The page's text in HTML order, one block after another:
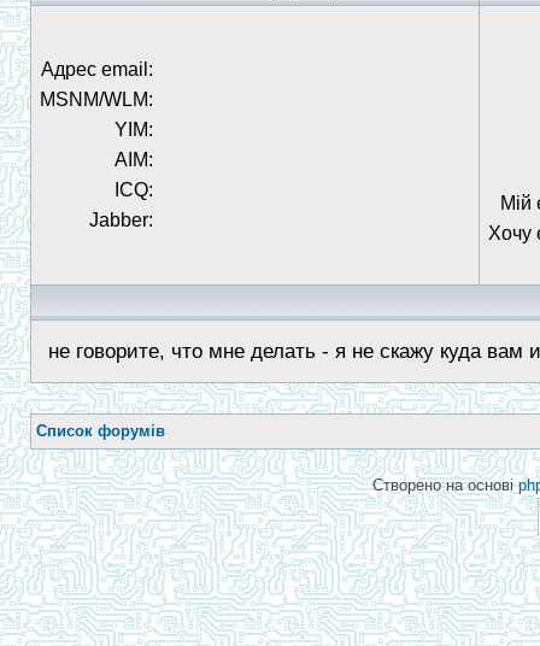
Адрес email:
MSNM/WLM:
YIM:
AIM:
ICQ:
Jabber:
Мій
Хочу
не говорите, что мне делать - я не скажу куда вам
Список форумів
Створено на основі